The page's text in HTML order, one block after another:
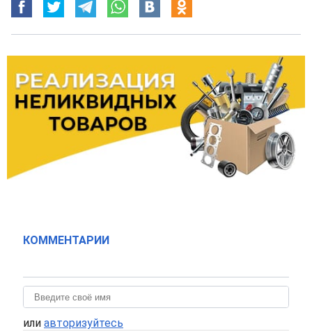
КОММЕНТАРИИ
или авторизуйтесь